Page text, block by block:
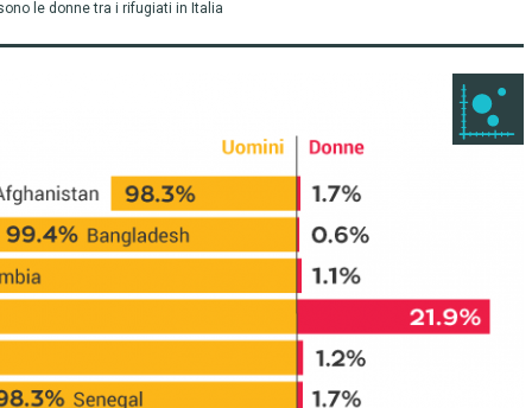
le donne tra i rifugiati in Italia